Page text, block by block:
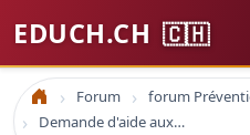
EDUCH.CH 🇨🇭
Accueil Forum forum
Demande d'aide aux enfants de la rue